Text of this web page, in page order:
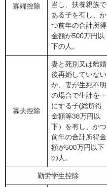
寡婦控除
当し、扶養親族で
ある子を有し、か
つ前年の合計所得
金額が500万円以
下の人。
寡夫控除
妻と死別又は離婚
後再婚していない
か、妻が生死不明
の場合で生計を一
にする子(総所得
金額等38万円以
下）を有し、かつ
前年の合計所得金
額が500万円以下
の人。
勤労学生控除